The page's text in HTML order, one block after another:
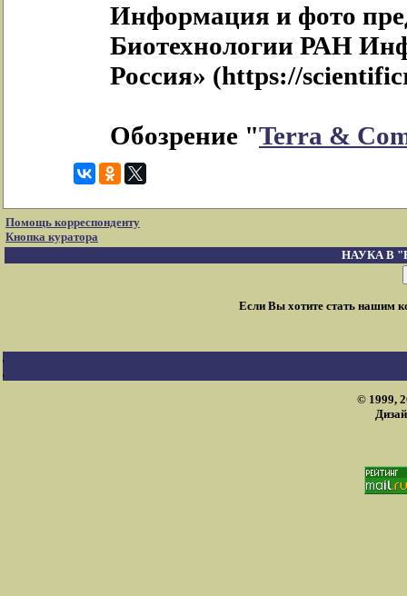
Информация и фото
Биотехнологии РАН
Россия» (https://
Обозрение "Terra &
Помощь корреспонденту
Кнопка куратора
НАУКА В
Если Вы хотите стать нашим
© 1999,